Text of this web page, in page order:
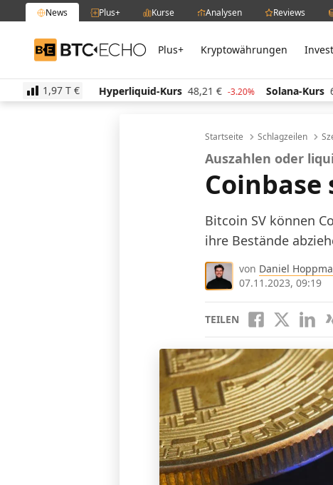
News Plus+ Kurse Analysen Reviews
BTC-ECHO Plus+ Kryptowährungen
1,97 T €
-1.00% Hyperliquid-Kurs 48,21 € -3.20% Solana-Kurs 63,52 € -
Startseite Schlagzeilen
Auszahlen oder
Bitcoin SV können
ihre Bestände
von Daniel
07.11.2023, 09:19
TEILEN